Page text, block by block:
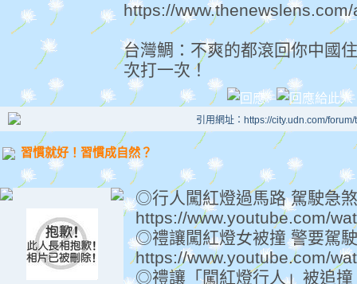
https://
台灣鯛：不爽的都滾回你中國
次打一次！
引用網址：https://city.udn.com/
習慣就好！習慣成自然？
◎行人闖紅燈過馬路 駕駛急
https://www.youtube.com/
◎禮讓闖紅燈女被撞 警要駕
https://www.youtube.com/
◎禮讓「闖紅燈行人」被追